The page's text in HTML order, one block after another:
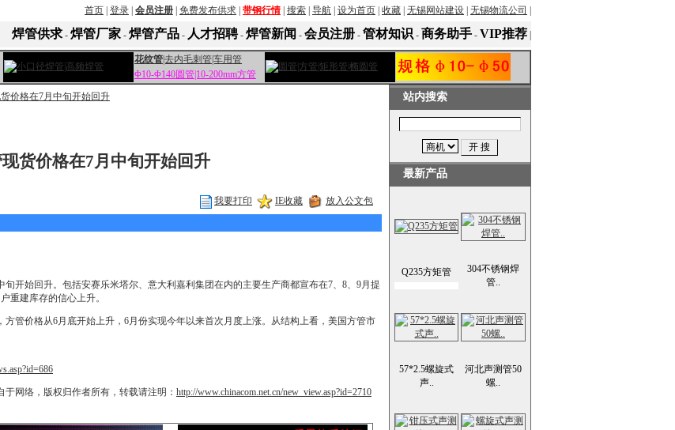
首页 登录 会员注册 免费发布供求 带钢行情| 搜索 导航 设为首页 收藏 无锡网站建设 无锡物流公司
焊管供求- 焊管厂家 - 焊管产品 - 人才招聘- 焊管新闻 - 会员注册 - 管材知识 - 商务助手 - VIP推荐
花纹管|去内毛刺管|车用管
Φ10-Φ140圆管|10-200mm方管
价格在7月中旬开始回升
货价格在7月中旬开始回升
我要打印 IE收藏 放入公文包
开始回升。包括安赛乐米塔尔、意大利嘉利集团在内的主要生产商都宣布在7、8、9月提
重建库存的信心上升。
方管价格从6月底开始上升，6月份实现今年以来首次月度上涨。从结构上看，美国方管市
于网络，版权归作者所有，转载请注明： http://www.chinacom.net.cn/new_view.asp?id=2710
站内搜索
最新产品
Q235方矩管
304不锈钢焊
管..
57*2.5螺旋式
声..
河北声测管50
螺..